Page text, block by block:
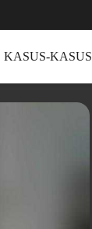
KASUS-KASUS